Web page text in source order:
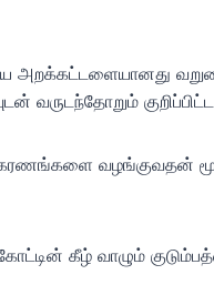
குறிப்பிட்ட
வழங்குவதன்
கீழ் வாழும்